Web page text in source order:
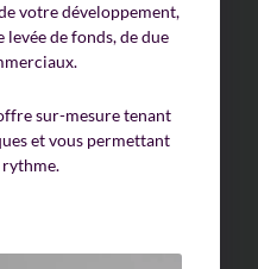
votre développement,
levée de fonds, de due
sur-mesure tenant
et vous permettant
rythme.